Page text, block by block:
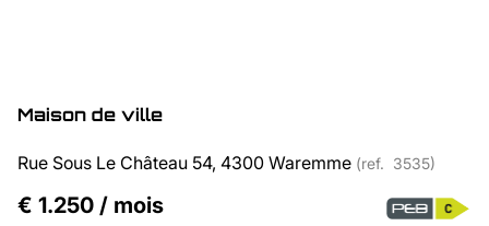
Maison de ville
Rue Sous Le Château 54, 4300 Waremme (ref. 3535)
€ 1.250 / mois